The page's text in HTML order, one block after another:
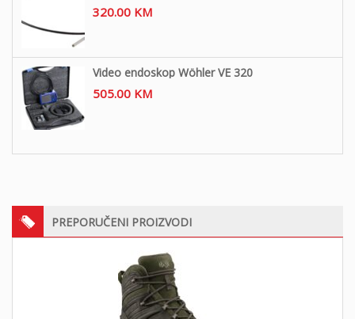
320.00 KM
Video endoskop Wöhler VE 320
505.00 KM
PREPORUČENI PROIZVODI